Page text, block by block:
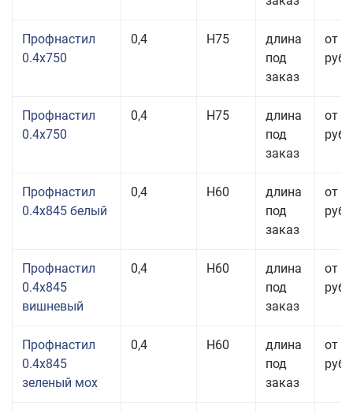
Профнастил
0.4x750
0,4 Н75
длина
под
заказ
от
руб.
Профнастил
0.4x750
0,4 Н75
длина
под
заказ
от
руб.
Профнастил
0.4x845 белый
0,4 Н60
длина
под
заказ
от
руб.
Профнастил
0.4x845
вишневый
0,4 Н60
длина
под
заказ
от
руб.
Профнастил
0.4x845
зеленый мох
0,4 Н60
длина
под
заказ
от
руб.